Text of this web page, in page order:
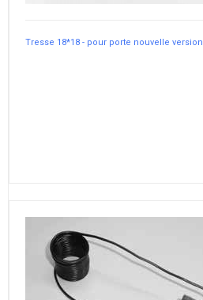
Tresse 18*18 - pour porte nouvelle version